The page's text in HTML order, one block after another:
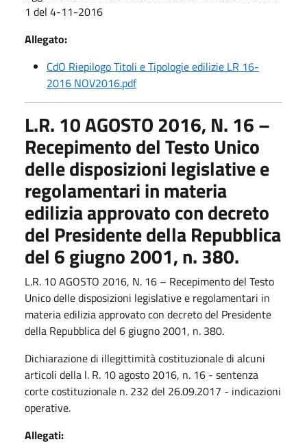
1 del 4-11-2016
Allegato:
CdO Riepilogo Titoli e Tipologie edilizie LR 16-
2016 NOV2016.pdf
L.R. 10 AGOSTO 2016, N. 16 –
Recepimento del Testo Unico
delle disposizioni legislative e
regolamentari in materia
edilizia approvato con decreto
del Presidente della Repubblica
del 6 giugno 2001, n. 380.
L.R. 10 AGOSTO 2016, N. 16 – Recepimento del Testo
Unico delle disposizioni legislative e regolamentari in
materia edilizia approvato con decreto del Presidente
della Repubblica del 6 giugno 2001, n. 380.
Dichiarazione di illegittimità costituzionale di alcuni
articoli della l. R. 10 agosto 2016, n. 16 - sentenza
corte costituzionale n. 232 del 26.09.2017 - indicazioni
operative.
Allegati: